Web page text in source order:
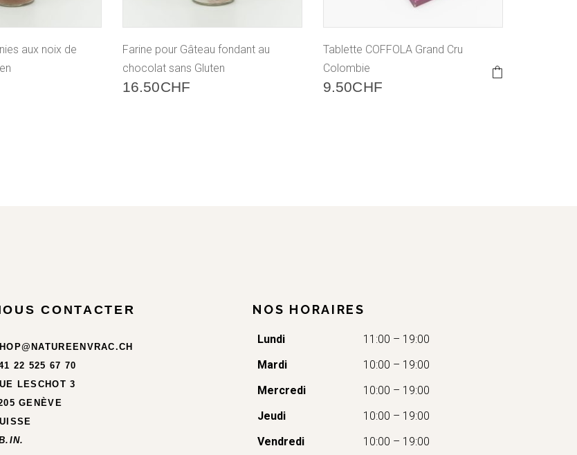
aux noix de
Farine pour Gâteau fondant au
chocolat sans Gluten
16.50CHF
Tablette COFFOLA Grand Cru
Colombie
9.50CHF
CONTACTER
22 525 67 70
LESCHOT 3
GENÈVE
IN.
NOS HORAIRES
Lundi
11:00 – 19:00
Mardi
10:00 – 19:00
Mercredi
10:00 – 19:00
Jeudi
10:00 – 19:00
Vendredi
10:00 – 19:00